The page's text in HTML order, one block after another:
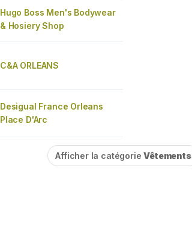
Hugo Boss Men's Bodywear
& Hosiery Shop
C&A ORLEANS
Desigual France Orleans
Place D'Arc
Afficher la catégorieVêtements